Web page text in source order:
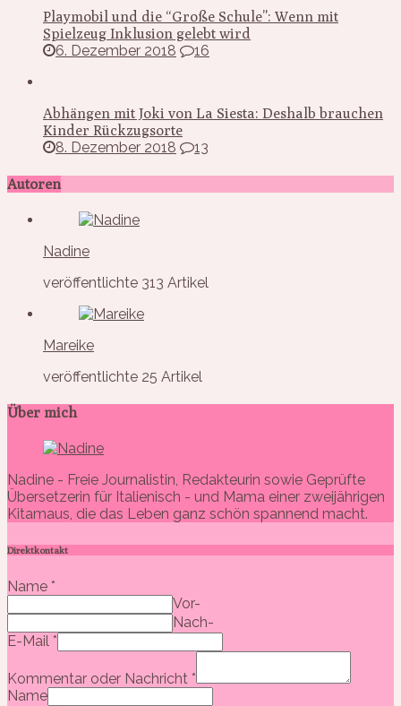
Playmobil und die “Große Schule”: Wenn mit
Spielzeug Inklusion gelebt wird
6. Dezember 2018
16
Abhängen mit Joki von La Siesta: Deshalb brauchen
Kinder Rückzugsorte
8. Dezember 2018
13
Autoren
Nadine
veröffentlichte 313 Artikel
Mareike
veröffentlichte 25 Artikel
Über mich
Nadine - Freie Journalistin, Redakteurin sowie Geprüfte
Übersetzerin für Italienisch - und Mama einer zweijährigen
Kitamaus, die das Leben ganz schön spannend macht.
Direktkontakt
Name *
Vor-
Nach-
E-Mail *
Kommentar oder Nachricht *
Name